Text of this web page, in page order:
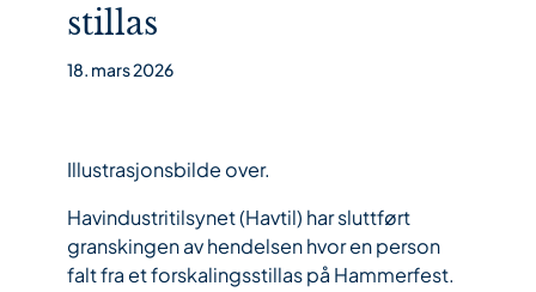
stillas
18. mars 2026
Illustrasjonsbilde over.
Havindustritilsynet (Havtil) har sluttført
granskingen av hendelsen hvor en person
falt fra et forskalingsstillas på Hammerfest.